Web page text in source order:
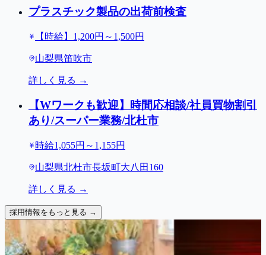
プラスチック製品の出荷前検査
【時給】1,200円～1,500円
山梨県笛吹市
詳しく見る →
【Wワークも歓迎】時間応相談/社員買物割引
あり/スーパー業務/北杜市
時給1,055円～1,155円
山梨県北杜市長坂町大八田160
詳しく見る →
採用情報をもっと見る →